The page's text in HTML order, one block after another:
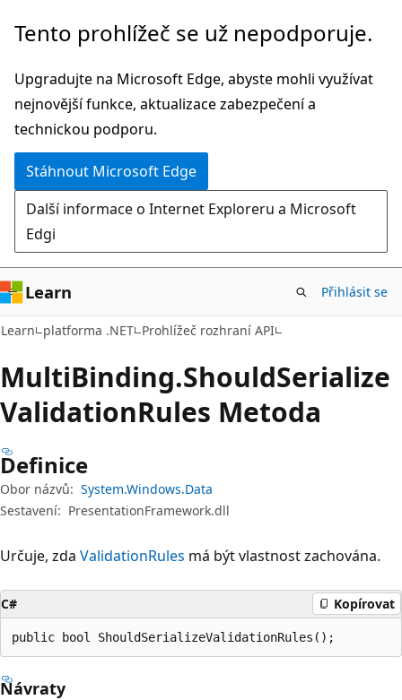
Přeskočit
hlavní
obsah
Přeskočit
navigaci
na
stránce
Tento prohlížeč se už nepodporuje.
Upgradujte na Microsoft Edge, abyste mohli využívat
nejnovější funkce, aktualizace zabezpečení a
technickou podporu.
Stáhnout Microsoft Edge
Další informace o Internet Exploreru a Microsoft
Edgi
Learn Přihlásit se
Learn platforma .NET Prohlížeč rozhraní API
MultiBinding.ShouldSerialize
ValidationRules Metoda
Definice
Obor názvů: System.Windows.Data
Sestavení: PresentationFramework.dll
Určuje, zda ValidationRules má být vlastnost zachována.
C# Kopírovat
public bool ShouldSerializeValidationRules();
Návraty